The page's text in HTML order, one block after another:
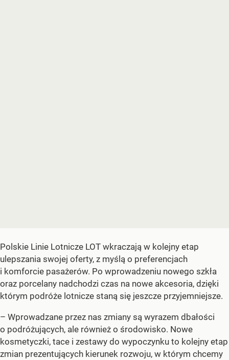
Polskie Linie Lotnicze LOT wkraczają w kolejny etap
ulepszania swojej oferty, z myślą o preferencjach
i komforcie pasażerów. Po wprowadzeniu nowego szkła
oraz porcelany nadchodzi czas na nowe akcesoria, dzięki
którym podróże lotnicze staną się jeszcze przyjemniejsze.
– Wprowadzane przez nas zmiany są wyrazem dbałości
o podróżujących, ale również o środowisko. Nowe
kosmetyczki, tace i zestawy do wypoczynku to kolejny etap
zmian prezentujących kierunek rozwoju, w którym chcemy